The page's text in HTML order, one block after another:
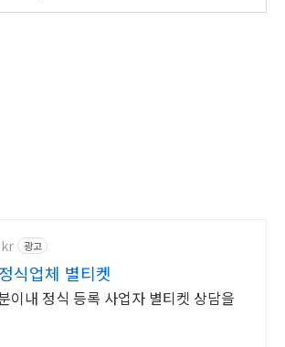
광고
식업체 별티켓
이내 정식 등록 사업자 별티켓 상담을